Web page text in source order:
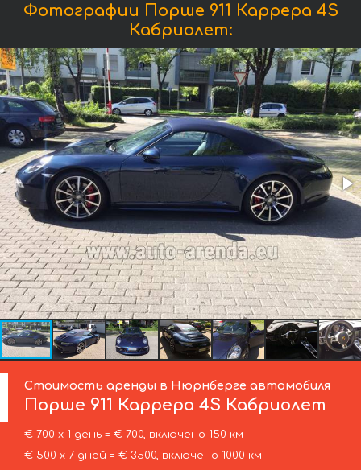
Фотографии Порше 911 Каррера 4S
Кабриолет:
Стоимость аренды в Нюрнберге автомобиля
Порше 911 Каррера 4S Кабриолет
€ 700 х 1 день = € 700, включено 150 км
€ 500 х 7 дней = € 3500, включено 1000 км